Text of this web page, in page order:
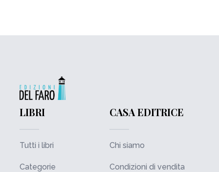
LIBRI
Tutti i libri
Categorie
CASA EDITRICE
Chi siamo
Condizioni di vendita